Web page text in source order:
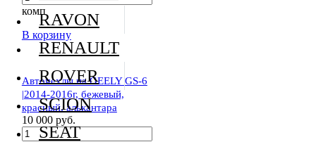
комп
В корзину
Авточехлы на GEELY GS-6
|2014-2016г, бежевый,
красный, алькантара
10 000 руб.
RAVON
RENAULT
ROVER
SCION
SEAT